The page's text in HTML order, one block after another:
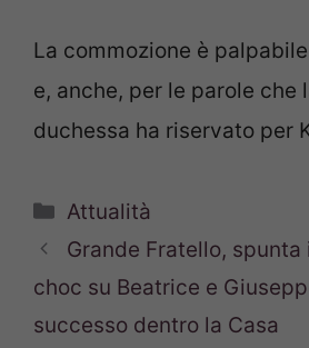
La commozione è
e, anche, per le parole che
duchessa ha riservato per
Categorie
Attualità
Grande Fratello, spunta
choc su Beatrice e
successo dentro la Casa